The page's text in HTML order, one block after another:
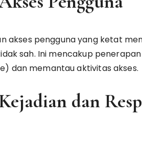
akses pengguna yang ketat
sah. Ini mencakup
dan memantau aktivitas akses.
dan